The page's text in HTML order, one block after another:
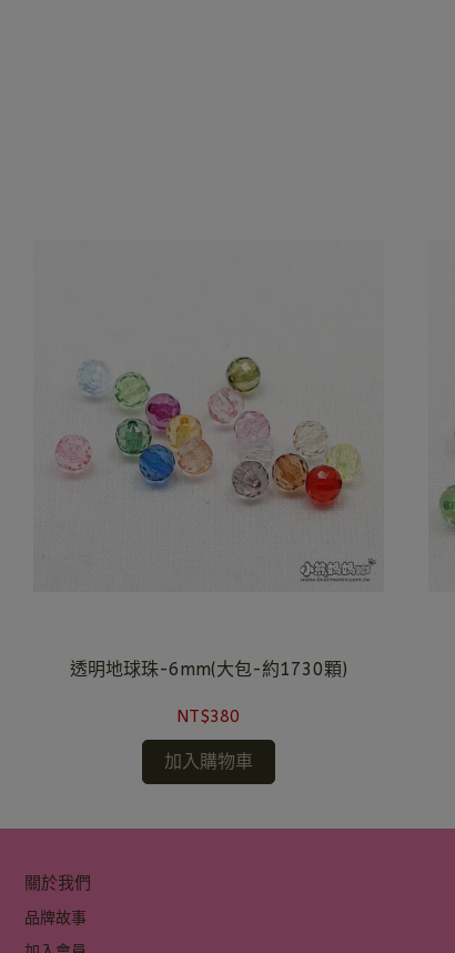
透明地球珠-6mm(大包-約1730顆)
NT$380
加入購物車
關於我們
品牌故事